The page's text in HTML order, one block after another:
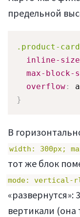
предельной
.product-card
inline-size
max-block-
overflow :
}
В
width: 300px;
тот же блок
mode: vertical-
«развернутся»:
вертикали (она